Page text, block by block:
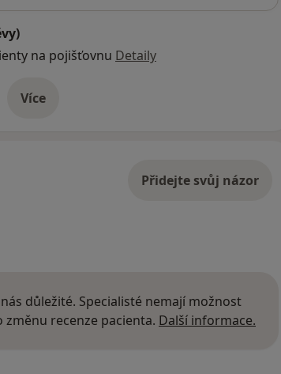
na pojišťovnu Detaily
Víceo adrese
Přidejte svůj názor
důležité. Specialisté nemají možnost
recenze pacienta. Další informace.